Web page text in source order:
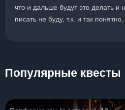
что и дальше будут это делать и
писать не буду, т.к. и так
Популярные квесты